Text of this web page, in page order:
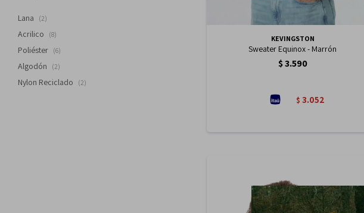
KEVINGSTON
Sweater Equinox - Marrón
$3.590
$ 3.052
Lana (2)
Acrilico (8)
Poliéster (6)
Algodón (2)
Nylon Reciclado (2)